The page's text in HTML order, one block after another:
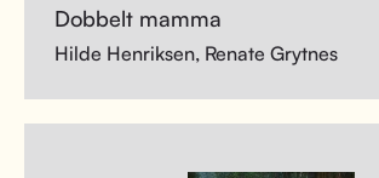
Dobbelt mamma
Hilde Henriksen, Renate Grytnes